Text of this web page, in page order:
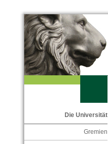
Die Universität
Gremien